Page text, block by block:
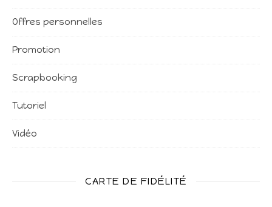
Offres personnelles
Promotion
Scrapbooking
Tutoriel
Vidéo
CARTE DE FIDÉLITÉ